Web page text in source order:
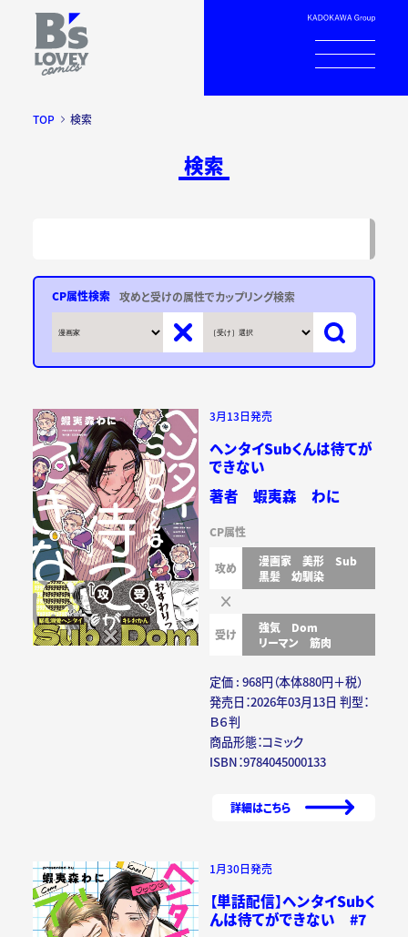
TOP 検索
検索
攻めと受けの属性でカップリング検索
CP属性検索
3月13日発売
ヘンタイSubくんは待てが
できない
著者 蝦夷森 わに
CP属性
攻め 漫画家 美形
Sub
黒髪
幼馴染
受け 強気
Dom
リーマン
筋肉
定価 : 968円（本体880円＋税）
発売日：2026年03月13日 判型：
Ｂ６判
商品形態：コミック
ISBN：9784045000133
詳細はこちら
1月30日発売
【単話配信】ヘンタイSubく
んは待てができない #7